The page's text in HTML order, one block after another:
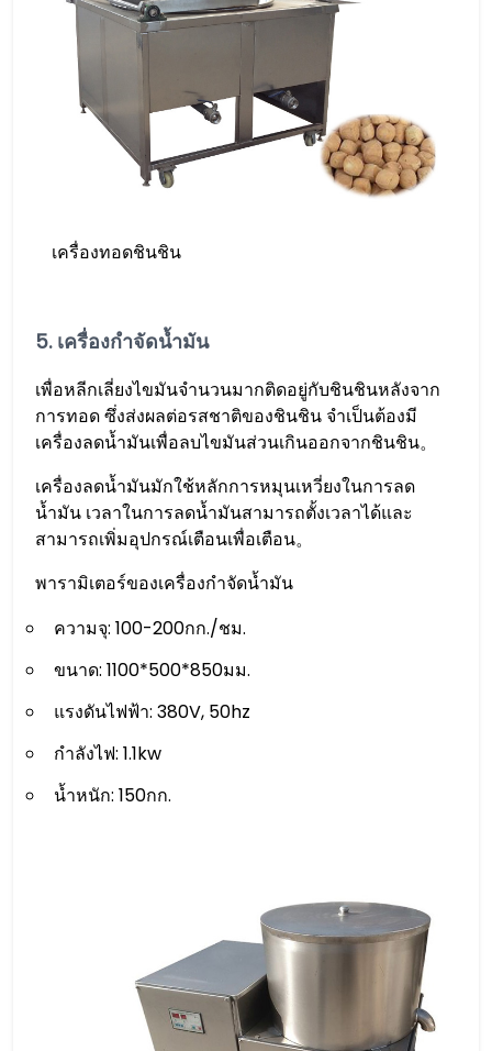
เครื่องทอดชินชิน
5. เครื่องกำจัดน้ำมัน
เพื่อหลีกเลี่ยงไขมันจำนวนมากติดอยู่กับชินชินหลังจาก
การทอด ซึ่งส่งผลต่อรสชาติของชินชิน จำเป็นต้องมี
เครื่องลดน้ำมันเพื่อลบไขมันส่วนเกินออกจากชินชิน。
เครื่องลดน้ำมันมักใช้หลักการหมุนเหวี่ยงในการลด
น้ำมัน เวลาในการลดน้ำมันสามารถตั้งเวลาได้และ
สามารถเพิ่มอุปกรณ์เตือนเพื่อเตือน。
พารามิเตอร์ของเครื่องกำจัดน้ำมัน
ความจุ: 100-200กก./ชม.
ขนาด: 1100*500*850มม.
แรงดันไฟฟ้า: 380V, 50hz
กำลังไฟ: 1.1kw
น้ำหนัก: 150กก.